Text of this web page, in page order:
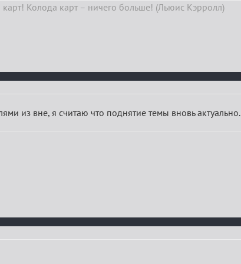
Колода карт – ничего больше! (Льюис Кэрролл)
из вне, я считаю что поднятие темы вновь актуально.